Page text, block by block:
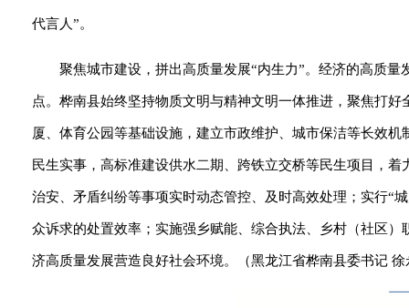
代言人”。
聚焦城市建设，拼出高质量发展“内生力”。经济的高质
点。桦南县始终坚持物质文明与精神文明一体推进，聚焦打
厦、体育公园等基础设施，建立市政维护、城市保洁等长效
民生实事，高标准建设供水二期、跨铁立交桥等民生项目，
治安、矛盾纠纷等事项实时动态管控、及时高效处理；实行“
众诉求的处置效率；实施强乡赋能、综合执法、乡村（社区
济高质量发展营造良好社会环境。（黑龙江省桦南县委书记 徐